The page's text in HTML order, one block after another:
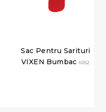
Sac Pentru Sarituri
VIXEN Bumbac6052